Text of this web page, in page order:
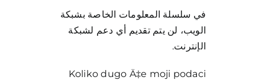
في سلسلة المعلومات الخاصة بشبكة
الويب، لن يتم تقديم أي دعم لشبكة
الإنترنت.
Koliko dugo Ä‡e moji podaci